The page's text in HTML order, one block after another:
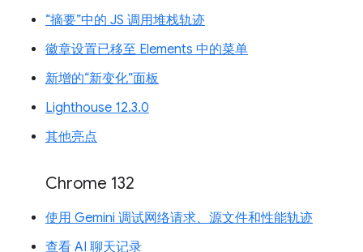
“摘要”中的 JS 调用堆栈轨迹
徽章设置已移至 Elements 中的菜单
新增的“新变化”面板
Lighthouse 12.3.0
其他亮点
Chrome 132
使用 Gemini 调试网络请求、源文件和性能轨迹
查看 AI 聊天记录